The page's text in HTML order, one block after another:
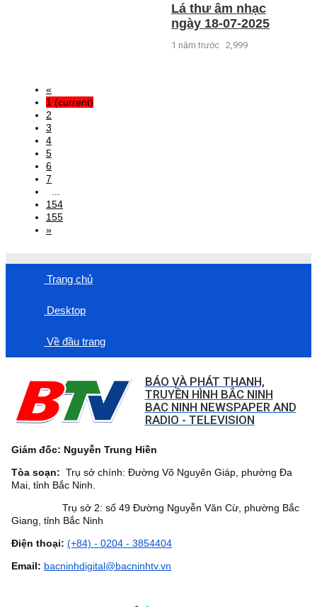
Lá thư âm nhạc
ngày 18-07-2025
1 năm trước 2,999
«
1 (current)
2
3
4
5
6
7
154
155
»
Trang chủ
Desktop
Về đầu trang
BÁO VÀ PHÁT THANH,
TRUYỀN HÌNH BẮC NINH
BAC NINH NEWSPAPER AND
RADIO - TELEVISION
Giám đốc: Nguyễn Trung Hiền
Tòa soạn: Trụ sở chính: Đường Võ Nguyên Giáp, phường Đa
Mai, tỉnh Bắc Ninh.
Trụ sở 2: số 49 Đường Nguyễn Văn Cừ, phường Bắc
Giang, tỉnh Bắc Ninh
Điện thoại: (+84) - 0204 - 3854404
Email: bacninhdigital@bacninhtv.vn